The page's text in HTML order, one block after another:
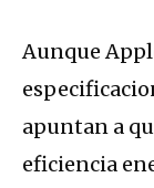
Aunque
apuntan a
eficiencia